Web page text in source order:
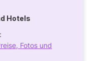
Hotels
Fotos und